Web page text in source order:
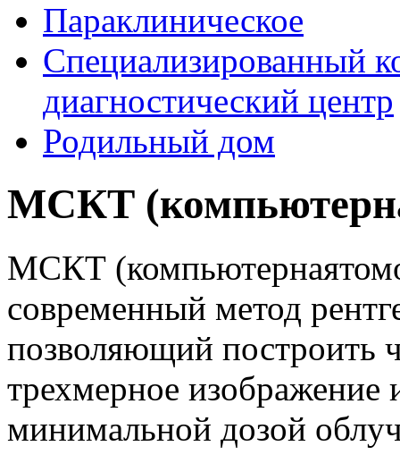
Параклиническое
Специализированный
диагностический центр
Родильный дом
МСКТ
МСКТ
современный метод
позволяющий построить
трехмерное изображение
минимальной дозой